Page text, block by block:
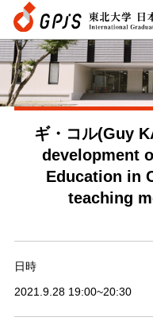
ギ・コル(Guy
development
Education in
teaching
日時
2021.9.28 19:00~20:30